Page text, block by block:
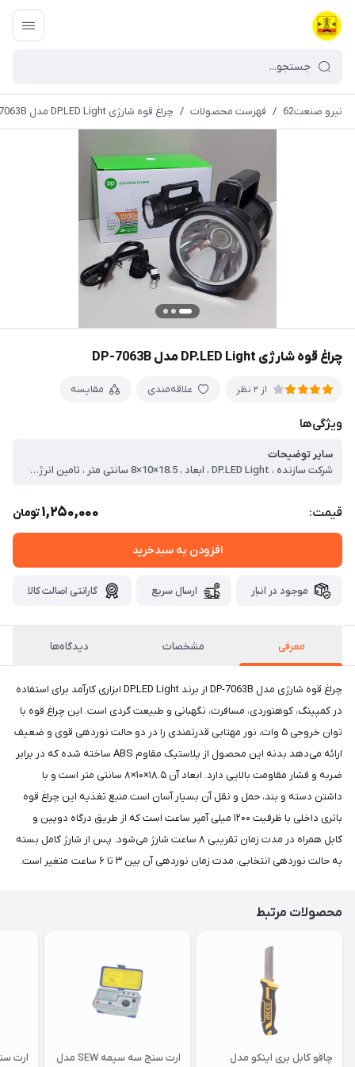
نیرو صنعت62 / فهرست محصولات / چراغ قوه شارژی DP.LED Light مدل DP-7063B
چراغ قوه شارژی DP.LED Light مدل DP-7063B
از 2 نظر علاقه‌مندی مقایسه
ویژگی‌ها
سایر توضیحات
شرکت سازنده ، DP.LED Light ، ابعاد ، 18.5×10×8 سانتی متر ، تامین انرژی ، باتری داخلی قابل شارژ ، توان خروجی کلی ، 5 وات ، جنس بدنه ، پلاستیک ABS ، نشانگر LED ، دارد ، نوع لامپ ، LED ، میزان شارژدهی ، 3 الی 6 ساعت ، مقاومت در برابر فشار و ضربه ، دارد ، رنگ نور ، مهتابی ، ولتاژ کاری ، 100 الی 240 ولت ، فرکانس ، 50 الی 60 هرتز ، مناسب برای ، کمپینگ، کوهنوردی، مسافرت، نگهبانی و…. ، اقلام همراه ، بند / کابل برق دوپین
قیمت: 1,250,000تومان
افزودن به سبدخرید
موجود در انبار ارسال سریع گارانتی اصالت کالا
معرفی مشخصات دیدگاه‌ها
چراغ قوه شارژی مدل DP-7063B از برند DP.LED Light ابزاری کارآمد برای استفاده
در کمپینگ، کوهنوردی، مسافرت، نگهبانی و طبیعت گردی است. این چراغ قوه با
توان خروجی ۵ وات، نور مهتابی قدرتمندی را در دو حالت نوردهی قوی و ضعیف
ارائه می‌دهد.بدنه این محصول از پلاستیک مقاوم ABS ساخته شده که در برابر
ضربه و فشار مقاومت بالایی دارد. ابعاد آن ۱۸.۵×۱۰×۸ سانتی متر است و با
داشتن دسته و بند، حمل و نقل آن بسیار آسان است.منبع تغذیه این چراغ قوه
باتری داخلی با ظرفیت ۱۲۰۰ میلی آمپر ساعت است که از طریق درگاه دوپین و
کابل همراه در مدت زمان تقریبی ۸ ساعت شارژ می‌شود. پس از شارژ کامل بسته
به حالت نوردهی انتخابی، مدت زمان نوردهی آن بین ۳ تا ۶ ساعت متغیر است.
محصولات مرتبط
چاقو کابل بری اینکو مدل
ارت سنج سه سیمه SEW مدل
ارت